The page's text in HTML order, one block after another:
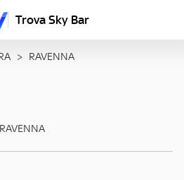
Trova Sky Bar
> RAVENNA
RAVENNA